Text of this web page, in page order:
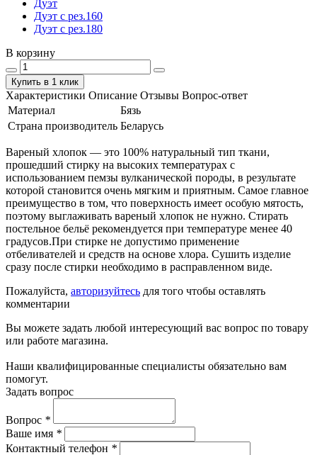
Дуэт
Дуэт с рез.160
Дуэт с рез.180
В корзину
Купить в 1 клик
Характеристики Описание Отзывы Вопрос-ответ
Материал
Бязь
Страна производитель Беларусь
Вареный хлопок — это 100% натуральный тип ткани,
прошедший стирку на высоких температурах с
использованием пемзы вулканической породы, в результате
которой становится очень мягким и приятным. Самое главное
преимущество в том, что поверхность имеет особую мятость,
поэтому выглаживать вареный хлопок не нужно. Стирать
постельное бельё рекомендуется при температуре менее 40
градусов.При стирке не допустимо применение
отбеливателей и средств на основе хлора. Сушить изделие
сразу после стирки необходимо в расправленном виде.
Пожалуйста, авторизуйтесь для того чтобы оставлять
комментарии
Вы можете задать любой интересующий вас вопрос по товару
или работе магазина.
Наши квалифицированные специалисты обязательно вам
помогут.
Задать вопрос
Вопрос *
Ваше имя *
Контактный телефон *